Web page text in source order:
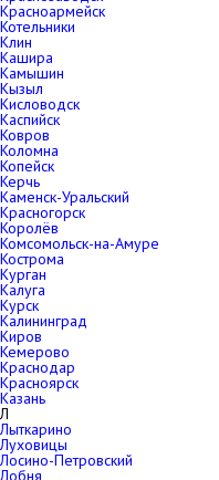
Красноармейск
Котельники
Клин
Кашира
Камышин
Кызыл
Кисловодск
Каспийск
Ковров
Коломна
Копейск
Керчь
Каменск-Уральский
Красногорск
Королёв
Комсомольск-на-Амуре
Кострома
Курган
Калуга
Курск
Калининград
Киров
Кемерово
Краснодар
Красноярск
Казань
Л
Лыткарино
Луховицы
Лосино-Петровский
Лобня